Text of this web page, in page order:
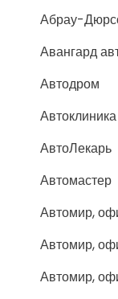
Абрау-
Авангард
Автодром
АвтоЛекарь
Автомастер
Автомир,
Автомир,
Автомир,